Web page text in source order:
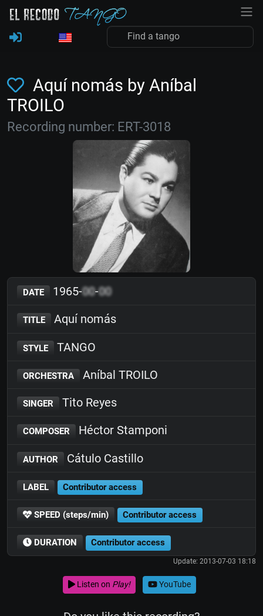
Aquí nomás by Aníbal
TROILO
Recording number: ERT-3018
DATE 1965-00-00
TITLE Aquí nomás
STYLE TANGO
ORCHESTRA Aníbal TROILO
SINGER Tito Reyes
COMPOSER Héctor Stamponi
AUTHOR Cátulo Castillo
LABEL Contributor access
SPEED (steps/min) Contributor access
DURATION Contributor access
Update: 2013-07-03 18:18
Listen on Play! YouTube